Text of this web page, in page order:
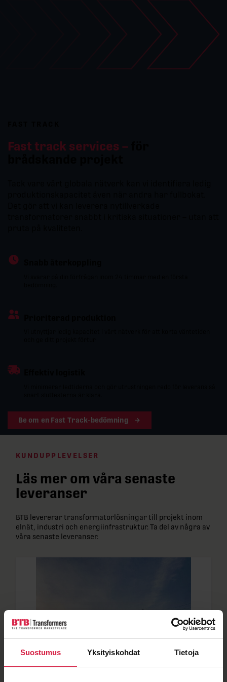
Suostumus Yksityiskohdat Tietoja
Fast track services –
Be om en Fast Track-bedömning
KUNDUPPLEVELSER
Läs mer om våra senaste
leveranser
BTB levererar transformatorlösningar till projekt inom
elnät, industri och energiinfrastruktur. Ta del av några av
våra senaste leveranser.